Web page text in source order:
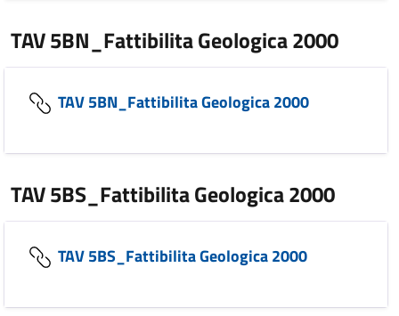
TAV 5BN_Fattibilita Geologica 2000
TAV 5BN_Fattibilita Geologica 2000
TAV 5BS_Fattibilita Geologica 2000
TAV 5BS_Fattibilita Geologica 2000